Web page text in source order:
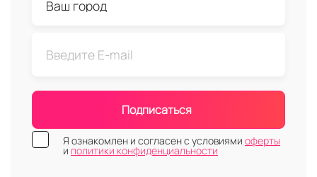
Подписаться
Я ознакомлен и согласен с условиями оферты
и политики конфиденциальности